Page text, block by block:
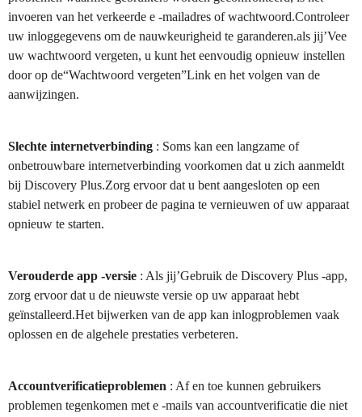
invoeren van het verkeerde e -mailadres of wachtwoord.Controleer
uw inloggegevens om de nauwkeurigheid te garanderen.als jij’Vee
uw wachtwoord vergeten, u kunt het eenvoudig opnieuw instellen
door op de“Wachtwoord vergeten”Link en het volgen van de
aanwijzingen.
Slechte internetverbinding : Soms kan een langzame of
onbetrouwbare internetverbinding voorkomen dat u zich aanmeldt
bij Discovery Plus.Zorg ervoor dat u bent aangesloten op een
stabiel netwerk en probeer de pagina te vernieuwen of uw apparaat
opnieuw te starten.
Verouderde app -versie : Als jij’Gebruik de Discovery Plus -app,
zorg ervoor dat u de nieuwste versie op uw apparaat hebt
geïnstalleerd.Het bijwerken van de app kan inlogproblemen vaak
oplossen en de algehele prestaties verbeteren.
Accountverificatieproblemen : Af en toe kunnen gebruikers
problemen tegenkomen met e -mails van accountverificatie die niet